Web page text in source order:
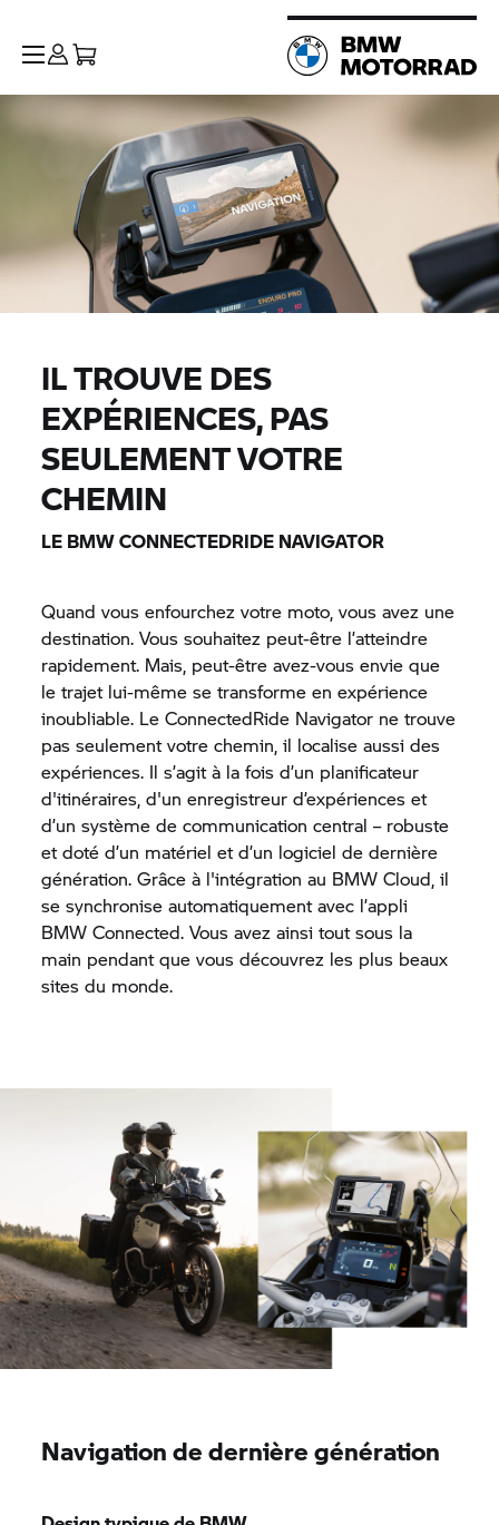
IL TROUVE DES
EXPÉRIENCES, PAS
SEULEMENT VOTRE
CHEMIN
LE BMWCONNECTEDRIDE NAVIGATOR
Quand vous enfourchez votre moto, vous avez une
destination. Vous souhaitez peut-être l’atteindre
rapidement. Mais, peut-être avez-vous envie que
le trajet lui-même se transforme en expérience
inoubliable. LeConnectedRide Navigator ne trouve
pas seulement votre chemin, il localise aussi des
expériences. Il s’agit à la fois d’un planificateur
d'itinéraires, d'un enregistreur d’expériences et
d’un système de communication central – robuste
et doté d’un matériel et d’un logiciel de dernière
génération. Grâce à l'intégration au BMW Cloud, il
se synchronise automatiquement avec l’appli
BMW Connected. Vous avez ainsi tout sous la
main pendant que vous découvrez les plus beaux
sites du monde.
Navigation de dernière génération